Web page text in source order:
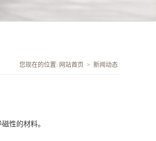
您现在的位置: 网站首页 > 新闻动态
性的材料。